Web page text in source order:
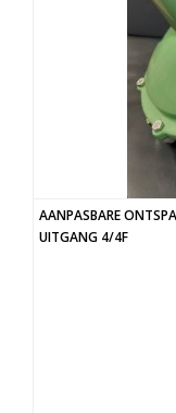
AANPASBARE
UITGANG 4/4F